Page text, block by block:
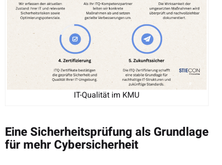
IT-Qualität im KMU
Eine Sicherheitsprüfung als Grundlage
für mehr Cybersicherheit